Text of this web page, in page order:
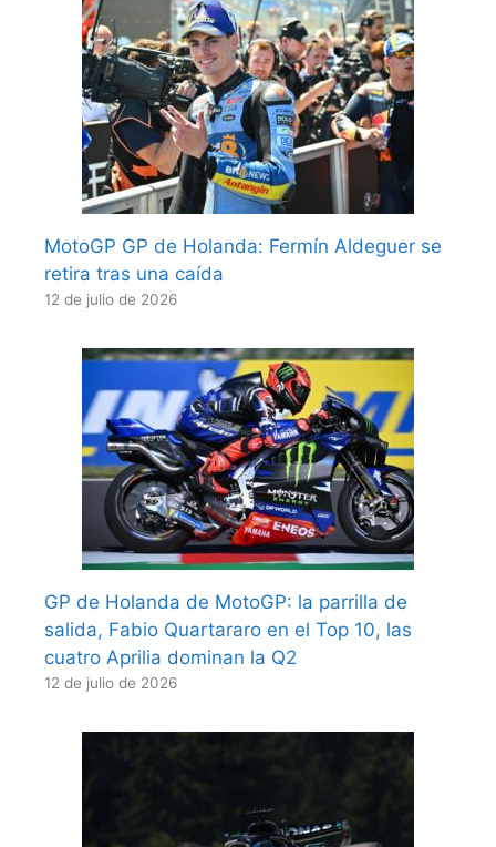
MotoGP GP de Holanda: Fermín Aldeguer se
retira tras una caída
12 de julio de 2026
GP de Holanda de MotoGP: la parrilla de
salida, Fabio Quartararo en el Top 10, las
cuatro Aprilia dominan la Q2
12 de julio de 2026